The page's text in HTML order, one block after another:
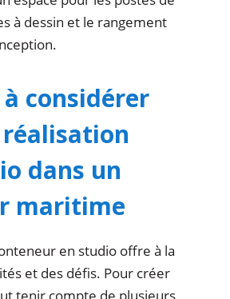
à dessin et le rangement
considérer
dans un
maritime
en studio offre à la
et des défis. Pour créer